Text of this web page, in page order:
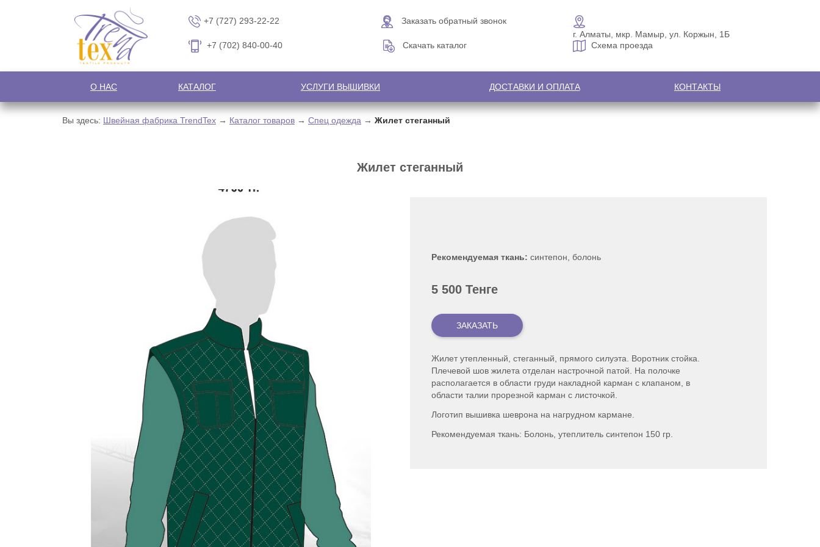
+7 (727) 293-22-22
Заказать обратный звонок
г. Алматы, мкр. Мамыр, ул. Коржын, 1Б
+7 (702) 840-00-40
Скачать каталог Схема проезда
О НАС КАТАЛОГ УСЛУГИ ВЫШИВКИ ДОСТАВКИ И ОПЛАТА КОНТАКТЫ
Вы здесь: Швейная фабрика TrendTex → Каталог товаров → Спец одежда → Жилет стеганный
Жилет стеганный
Рекомендуемая ткань:синтепон, болонь
5 500 Тенге
Жилет утепленный, стеганный, прямого силуэта. Воротник стойка.
Плечевой шов жилета отделан настрочной патой. На полочке
располагается в области груди накладной карман с клапаном, в
области талии прорезной карман с листочкой.
Логотип вышивка шеврона на нагрудном кармане.
Рекомендуемая ткань: Болонь, утеплитель синтепон 150 гр.